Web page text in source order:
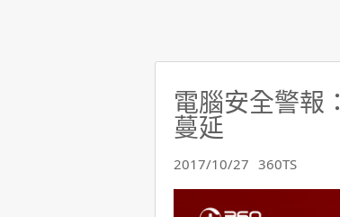
電腦安全警報
蔓延
2017/10/27 360TS